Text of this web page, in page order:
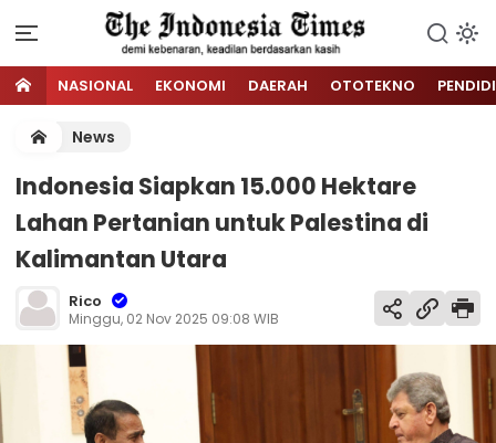
NASIONAL EKONOMI DAERAH OTOTEKNO
News
Indonesia Siapkan 15.000 Hektare
Lahan Pertanian untuk Palestina di
Kalimantan Utara
Rico
Minggu, 02 Nov 2025 09:08 WIB